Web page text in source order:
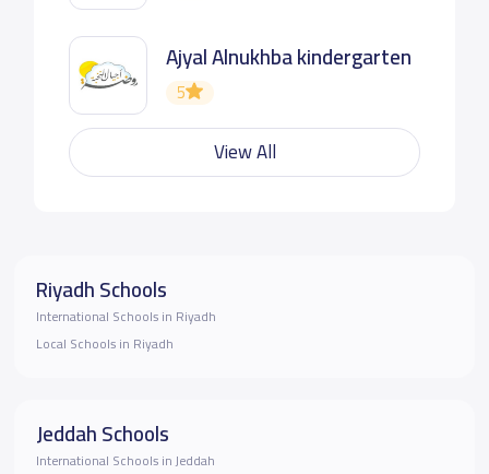
Ajyal Alnukhba kindergarten
5
View All
Riyadh Schools
International Schools in Riyadh
Local Schools in Riyadh
Jeddah Schools
International Schools in Jeddah